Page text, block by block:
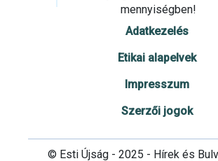
mennyiségben!
Adatkezelés
Etikai alapelvek
Impresszum
Szerzői jogok
© Esti Újság - 2025 - Hírek és